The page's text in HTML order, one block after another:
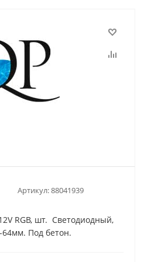
Артикул:88041939
RGB, шт. Светодиодный,
Под бетон.